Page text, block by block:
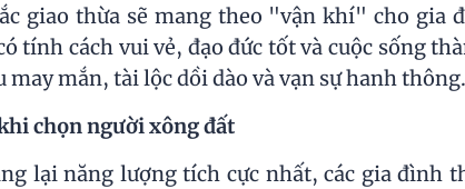
giao thừa sẽ mang theo "vận khí" cho gia
tính cách vui vẻ, đạo đức tốt và cuộc sống
may mắn, tài lộc dồi dào và vạn sự hanh thông.
chọn người xông đất
lại năng lượng tích cực nhất, các gia đình